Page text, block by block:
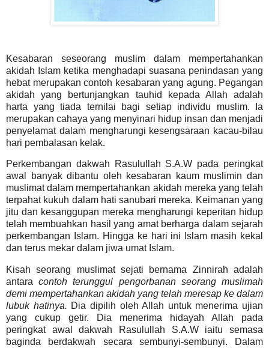
Kesabaran seseorang muslim dalam mempertahankan
akidah Islam ketika menghadapi suasana penindasan yang
hebat merupakan contoh kesabaran yang agung. Pegangan
akidah yang bertunjangkan tauhid kepada Allah adalah
harta yang tiada ternilai bagi setiap individu muslim. Ia
merupakan cahaya yang menyinari hidup insan dan menjadi
penyelamat dalam mengharungi kesengsaraan kacau-bilau
hari pembalasan kelak.
Perkembangan dakwah Rasulullah S.A.W pada peringkat
awal banyak dibantu oleh kesabaran kaum muslimin dan
muslimat dalam mempertahankan akidah mereka yang telah
terpahat kukuh dalam hati sanubari mereka. Keimanan yang
jitu dan kesanggupan mereka mengharungi keperitan hidup
telah membuahkan hasil yang amat berharga dalam sejarah
perkembangan Islam. Hingga ke hari ini Islam masih kekal
dan terus mekar dalam jiwa umat Islam.
Kisah seorang muslimat sejati bernama Zinnirah adalah
antara contoh terunggul pengorbanan seorang muslimah
demi mempertahankan akidah yang telah meresap ke dalam
lubuk hatinya. Dia dipilih oleh Allah untuk menerima ujian
yang cukup getir. Dia menerima hidayah Allah pada
peringkat awal dakwah Rasulullah S.A.W iaitu semasa
baginda berdakwah secara sembunyi-sembunyi. Dalam